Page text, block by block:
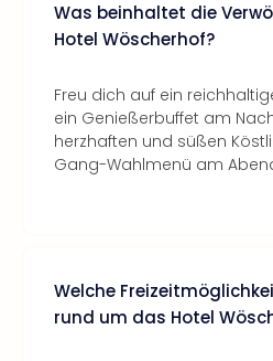
Was beinhaltet die
Hotel Wöscherhof?
Freu dich auf ein
ein Genießerbuffet am
herzhaften und süßen
Gang-Wahlmenü am
Welche
rund um das Hotel